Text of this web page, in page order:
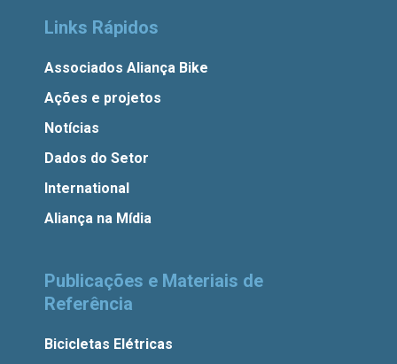
Links Rápidos
Associados Aliança Bike
Ações e projetos
Notícias
Dados do Setor
International
Aliança na Mídia
Publicações e Materiais de
Referência
Bicicletas Elétricas